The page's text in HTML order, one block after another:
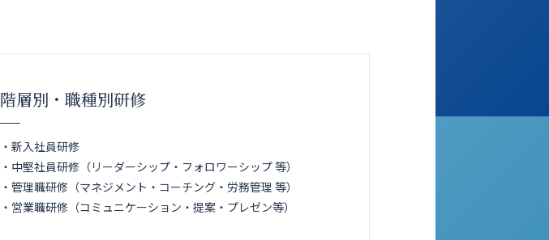
階層別・職種別研修
・新入社員研修
・中堅社員研修（リーダーシップ・フォロワーシップ 等）
・管理職研修（マネジメント・コーチング・労務管理 等）
・営業職研修（コミュニケーション・提案・プレゼン等）